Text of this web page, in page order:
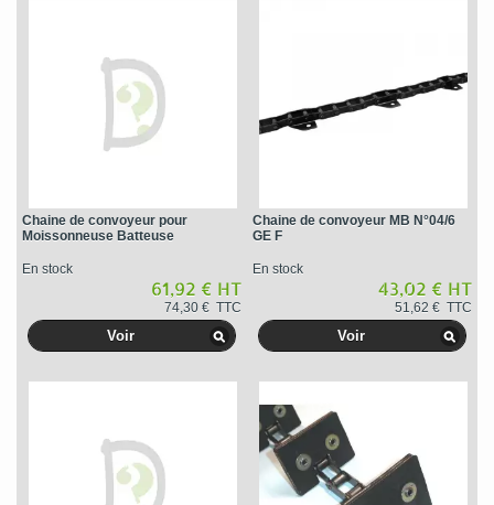
Chaine de convoyeur pour
Moissonneuse Batteuse
En stock
61,92 € HT
74,30 € TTC
Voir
Chaine de convoyeur MB N°04/6
GE F
En stock
43,02 € HT
51,62 € TTC
Voir